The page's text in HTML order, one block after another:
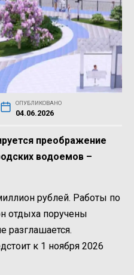
ОПУБЛИКОВАНО
04.06.2026
преображение
водоемов –
рублей. Работы по
отдыха поручены
разглашается.
к 1 ноября 2026